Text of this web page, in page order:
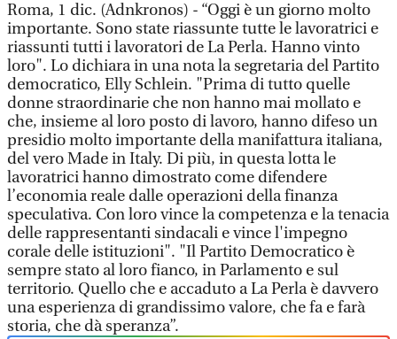
Roma, 1 dic. (Adnkronos) - “Oggi è un giorno molto
importante. Sono state riassunte tutte le lavoratrici e
riassunti tutti i lavoratori de La Perla. Hanno vinto
loro". Lo dichiara in una nota la segretaria del Partito
democratico, Elly Schlein. "Prima di tutto quelle
donne straordinarie che non hanno mai mollato e
che, insieme al loro posto di lavoro, hanno difeso un
presidio molto importante della manifattura italiana,
del vero Made in Italy. Di più, in questa lotta le
lavoratrici hanno dimostrato come difendere
l’economia reale dalle operazioni della finanza
speculativa. Con loro vince la competenza e la tenacia
delle rappresentanti sindacali e vince l'impegno
corale delle istituzioni". "Il Partito Democratico è
sempre stato al loro fianco, in Parlamento e sul
territorio. Quello che e accaduto a La Perla è davvero
una esperienza di grandissimo valore, che fa e farà
storia, che dà speranza”.